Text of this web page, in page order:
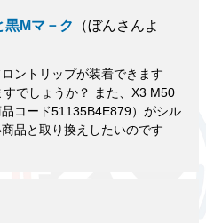
Mマ－ク
（ぼんさんよ
ントリップが装着できます
でしょうか？ また、X3 M50
コード51135B4E879）がシル
品と取り換えしたいのです